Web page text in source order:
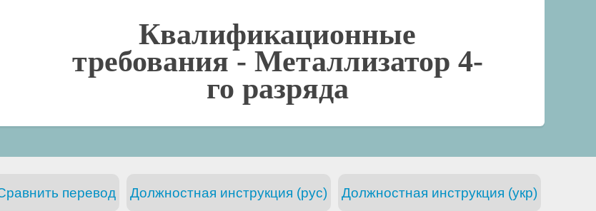
Квалификационные
требования - Металлизатор 4-
го разряда
Должностная инструкция (укр)
Должностная инструкция (рус)
перевод